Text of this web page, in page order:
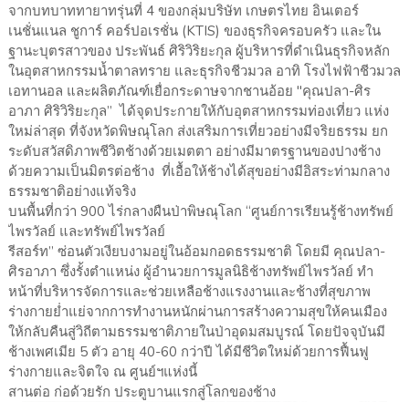
จากบทบาททายาทรุ่นที่ 4 ของกลุ่มบริษัท เกษตรไทย อินเตอร์
เนชั่นแนล ชูการ์ คอร์ปอเรชั่น (KTIS) ของธุรกิจครอบครัว และใน
ฐานะบุตรสาวของ ประพันธ์ ศิริวิริยะกุล ผู้บริหารที่ดำเนินธุรกิจหลัก
ในอุตสาหกรรมน้ำตาลทราย และธุรกิจชีวมวล อาทิ โรงไฟฟ้าชีวมวล
เอทานอล และผลิตภัณฑ์เยื่อกระดาษจากชานอ้อย "คุณปลา-ศิร
อาภา ศิริวิริยะกุล” ได้จุดประกายให้กับอุตสาหกรรมท่องเที่ยว แห่ง
ใหม่ล่าสุด ที่จังหวัดพิษณุโลก ส่งเสริมการเที่ยวอย่างมีจริยธรรม ยก
ระดับสวัสดิภาพชีวิตช้างด้วยเมตตา อย่างมีมาตรฐานของปางช้าง
ด้วยความเป็นมิตรต่อช้าง ที่เอื้อให้ช้างได้สุขอย่างมีอิสระท่ามกลาง
ธรรมชาติอย่างแท้จริง
บนพื้นที่กว่า 900 ไร่กลางผืนป่าพิษณุโลก “ศูนย์การเรียนรู้ช้างทรัพย์
ไพรวัลย์ และทรัพย์ไพรวัลย์
รีสอร์ท” ซ่อนตัวเงียบงามอยู่ในอ้อมกอดธรรมชาติ โดยมี คุณปลา-
ศิรอาภา ซึ่งรั้งตำแหน่ง ผู้อำนวยการมูลนิธิช้างทรัพย์ไพรวัลย์ ทำ
หน้าที่บริหารจัดการและช่วยเหลือช้างแรงงานและช้างที่สุขภาพ
ร่างกายย่ำแย่จากการทำงานหนักผ่านการสร้างความสุขให้คนเมือง
ให้กลับคืนสู่วิถีตามธรรมชาติภายในป่าอุดมสมบูรณ์ โดยปัจจุบันมี
ช้างเพศเมีย 5 ตัว อายุ 40-60 กว่าปี ได้มีชีวิตใหม่ด้วยการฟื้นฟู
ร่างกายและจิตใจ ณ ศูนย์ฯแห่งนี้
สานต่อ ก่อด้วยรัก ประตูบานแรกสู่โลกของช้าง